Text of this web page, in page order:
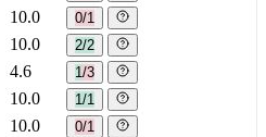
10.0 0/1
10.0 2/2
4.6 1/3
10.0 1/1
10.0 0/1